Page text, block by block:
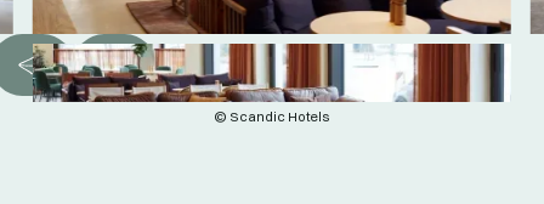
© Scandic Hotels